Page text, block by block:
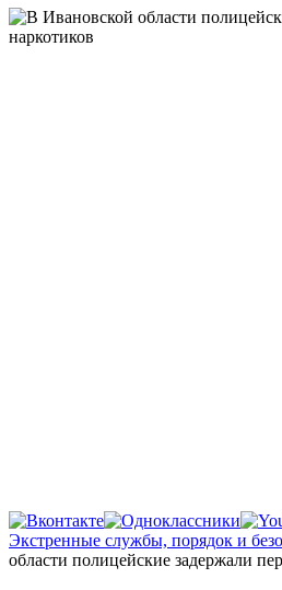
Главная
Экстренные службы, порядок и
области полицейские задержали